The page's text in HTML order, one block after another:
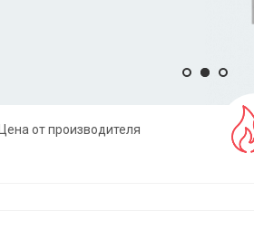
Цена от производителя